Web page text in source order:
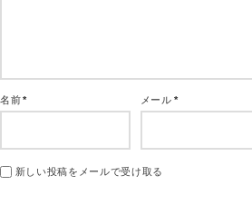
名前* メール*
新しい投稿をメールで受け取る